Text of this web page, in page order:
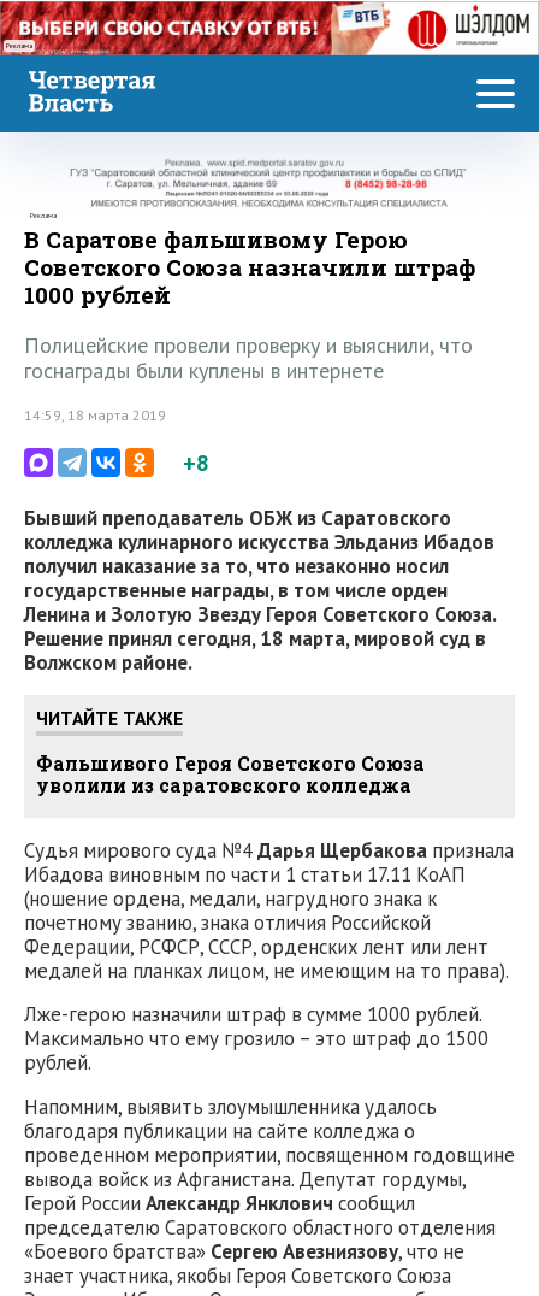
Реклама
Реклама
В Саратове фальшивому Герою
Советского Союза назначили штраф
1000 рублей
Полицейские провели проверку и выяснили, что
госнаграды были куплены в интернете
14:59, 18 марта 2019
+8
Бывший преподаватель ОБЖ из Саратовского
колледжа кулинарного искусства Эльданиз Ибадов
получил наказание за то, что незаконно носил
государственные награды, в том числе орден
Ленина и Золотую Звезду Героя Советского Союза.
Решение принял сегодня, 18 марта, мировой суд в
Волжском районе.
ЧИТАЙТЕ ТАКЖЕ
Фальшивого Героя Советского Союза
уволили из саратовского колледжа
Судья мирового суда №4Дарья Щербакова признала
Ибадова виновным по части 1 статьи 17.11 КоАП
(ношение ордена, медали, нагрудного знака к
почетному званию, знака отличия Российской
Федерации, РСФСР, СССР, орденских лент или лент
медалей на планках лицом, не имеющим на то права).
Лже-герою назначили штраф в сумме 1000 рублей.
Максимально что ему грозило – это штраф до 1500
рублей.
Напомним, выявить злоумышленника удалось
благодаря публикации на сайте колледжа о
проведенном мероприятии, посвященном годовщине
вывода войск из Афганистана. Депутат гордумы,
Герой России Александр Янклович сообщил
председателю Саратовского областного отделения
«Боевого братства» Сергею Авезниязову, что не
знает участника, якобы Героя Советского Союза